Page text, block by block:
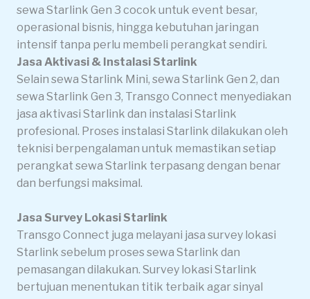
sewa Starlink Gen 3 cocok untuk event besar,
operasional bisnis, hingga kebutuhan jaringan
intensif tanpa perlu membeli perangkat sendiri.
Jasa Aktivasi & Instalasi Starlink
Selain sewa Starlink Mini, sewa Starlink Gen 2, dan
sewa Starlink Gen 3, Transgo Connect menyediakan
jasa aktivasi Starlink dan instalasi Starlink
profesional. Proses instalasi Starlink dilakukan oleh
teknisi berpengalaman untuk memastikan setiap
perangkat sewa Starlink terpasang dengan benar
dan berfungsi maksimal.
Jasa Survey Lokasi Starlink
Transgo Connect juga melayani jasa survey lokasi
Starlink sebelum proses sewa Starlink dan
pemasangan dilakukan. Survey lokasi Starlink
bertujuan menentukan titik terbaik agar sinyal